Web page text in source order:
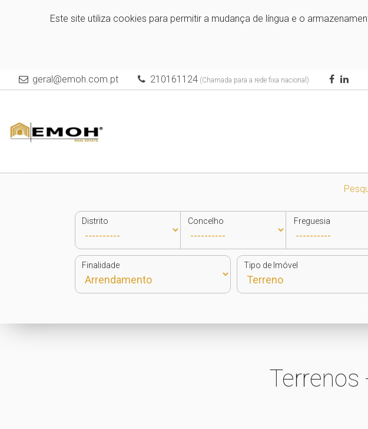
Este site utiliza cookies para permitir a mudança de língua e o
geral@emoh.com.pt 210161124 (Chamada para a rede fixa nacional)
Distrito Concelho Freguesia
Finalidade Tipo de Imóvel
Terrenos